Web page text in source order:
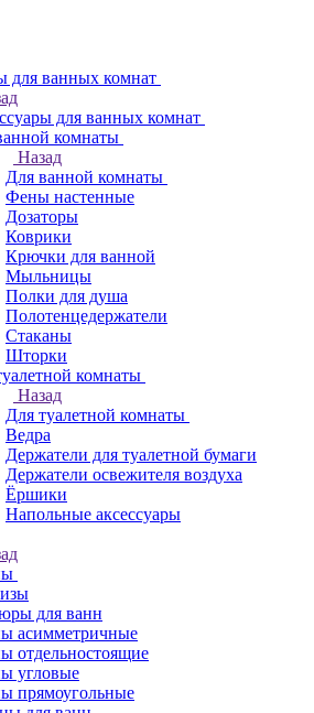
для ванных комнат
для ванных комнат
комнаты
Назад
Для ванной комнаты
Фены настенные
Дозаторы
Коврики
Крючки для ванной
Мыльницы
Полки для душа
Полотенцедержатели
Стаканы
Шторки
комнаты
Назад
Для туалетной комнаты
Ведра
Держатели для туалетной бумаги
Держатели освежителя воздуха
Ёршики
Напольные аксессуары
для ванн
асимметричные
отдельностоящие
угловые
прямоугольные